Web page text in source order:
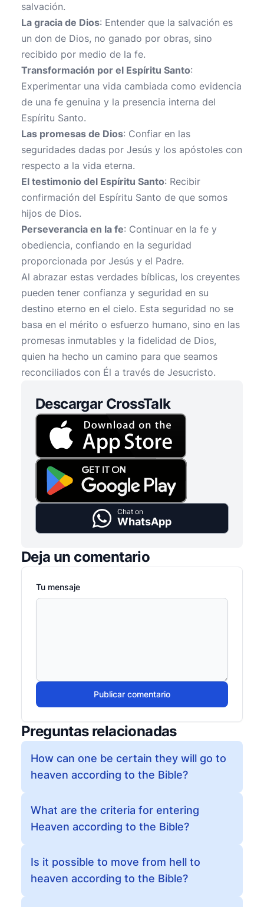
salvación.
La gracia de Dios: Entender que la salvación es
un don de Dios, no ganado por obras, sino
recibido por medio de la fe.
Transformación por el Espíritu Santo:
Experimentar una vida cambiada como evidencia
de una fe genuina y la presencia interna del
Espíritu Santo.
Las promesas de Dios: Confiar en las
seguridades dadas por Jesús y los apóstoles con
respecto a la vida eterna.
El testimonio del Espíritu Santo: Recibir
confirmación del Espíritu Santo de que somos
hijos de Dios.
Perseverancia en la fe: Continuar en la fe y
obediencia, confiando en la seguridad
proporcionada por Jesús y el Padre.
Al abrazar estas verdades bíblicas, los creyentes
pueden tener confianza y seguridad en su
destino eterno en el cielo. Esta seguridad no se
basa en el mérito o esfuerzo humano, sino en las
promesas inmutables y la fidelidad de Dios,
quien ha hecho un camino para que seamos
reconciliados con Él a través de Jesucristo.
Descargar CrossTalk
Chat on
WhatsApp
Deja un comentario
Tu mensaje
Publicar comentario
Preguntas relacionadas
How can one be certain they will go to
heaven according to the Bible?
What are the criteria for entering
Heaven according to the Bible?
Is it possible to move from hell to
heaven according to the Bible?